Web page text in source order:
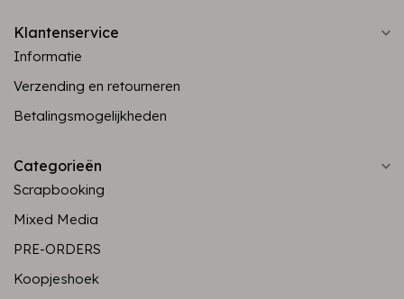
Klantenservice
Informatie
Verzending en retourneren
Betalingsmogelijkheden
Categorieën
Scrapbooking
Mixed Media
PRE-ORDERS
Koopjeshoek